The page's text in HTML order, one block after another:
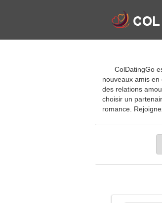
ColDatingGo
nouveaux amis
des relations
choisir un
romance.